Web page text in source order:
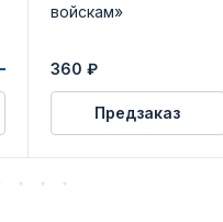
войскам»
360 ₽
Предзаказ